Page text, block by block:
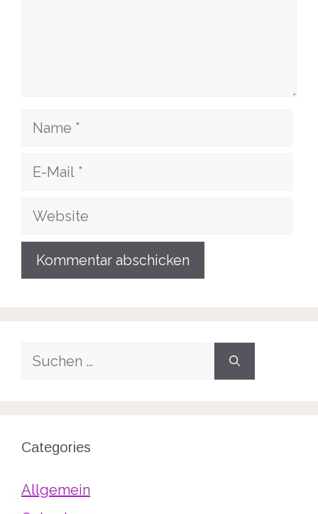
Name
E-
Website
Suche
Categories
Allgemein